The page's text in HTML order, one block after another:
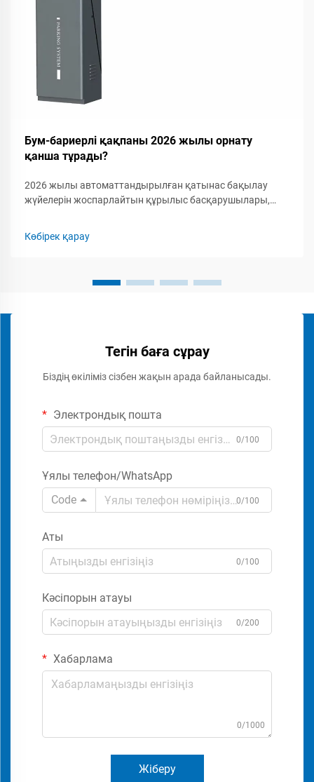
Бум-бариерлі қақпаны 2026 жылы орнату
қанша тұрады?
2026 жылы автоматтандырылған қатынас бақылау
жүйелерін жоспарлайтын құрылыс басқарушылары,
құрылымын түсіну маңызды. Бум-бариерлік қақпаққа...
Көбірек қарау
Тегін баға сұрау
Біздің өкіліміз сізбен жақын арада байланысады.
Электрондық пошта
0/100
Ұялы телефон/WhatsApp
Code
0/100
Аты
0/100
Кәсіпорын атауы
0/200
Хабарлама
0/1000
Жіберу